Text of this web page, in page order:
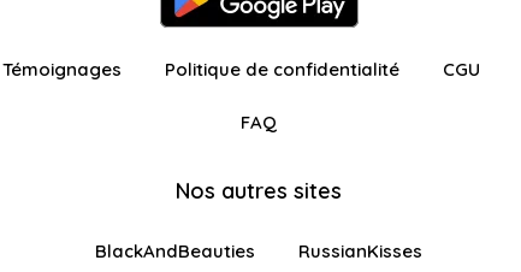
Témoignages Politique de confidentialité CGU
FAQ
Nos autres sites
BlackAndBeauties RussianKisses